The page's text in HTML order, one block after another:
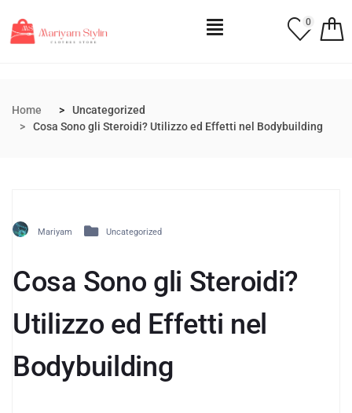
0
Home
Uncategorized
Cosa Sono gli Steroidi? Utilizzo ed Effetti nel Bodybuilding
Mariyam Uncategorized
Cosa Sono gli Steroidi?
Utilizzo ed Effetti nel
Bodybuilding